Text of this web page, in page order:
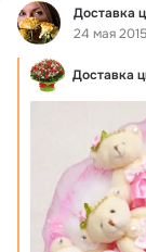
Фид Доставка
24 мая 2015
Доставка